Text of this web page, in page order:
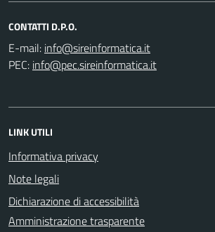
CONTATTI D.P.O.
E-mail:
PEC:
LINK UTILI
Informativa privacy
Note legali
Dichiarazione di accessibilità
Amministrazione trasparente